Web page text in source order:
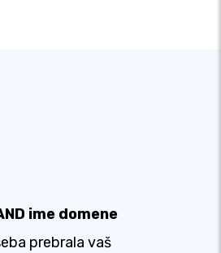
ime domene
prebrala vaš